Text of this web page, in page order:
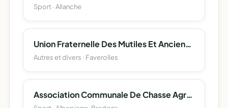
Sport · Allanche
Union Fraternelle Des Mutiles Et Anciens Combattants
Autres et divers · Faverolles
Association Communale De Chasse Agreee D 'Albepierre-Bredons